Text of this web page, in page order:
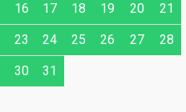
16 17 18 19 20 21
23 24 25 26 27 28
30 31